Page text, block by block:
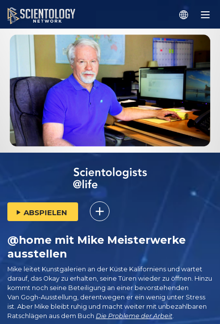
ABSPIELEN
@home mit Mike Meisterwerke
ausstellen
Mike leitet Kunstgalerien an der Küste Kaliforniens und wartet
darauf, das Okay zu erhalten, seine Türen wieder zu öffnen. Hinzu
kommt noch seine Beteiligung an einer bevorstehenden
Van Gogh-Ausstellung, derentwegen er ein wenig unter Stress
ist. Aber Mike bleibt ruhig und macht weiter mit unbezahlbaren
Ratschlägen aus dem Buch Die Probleme der Arbeit